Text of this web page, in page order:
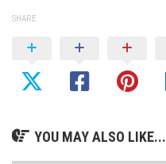
SHARE
YOU MAY ALSO LIKE...